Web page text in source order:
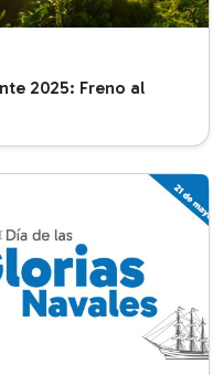
2025: Freno al